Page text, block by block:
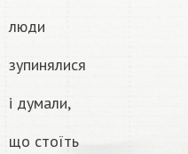
люди
зупинялися
і думали,
що стоїть